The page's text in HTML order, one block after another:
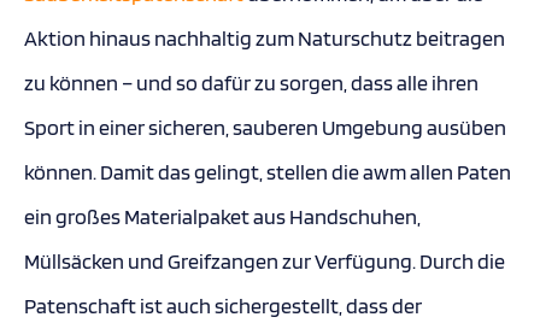
Aktion hinaus nachhaltig zum Naturschutz beitragen
zu können – und so dafür zu sorgen, dass alle ihren
Sport in einer sicheren, sauberen Umgebung ausüben
können. Damit das gelingt, stellen die awm allen Paten
ein großes Materialpaket aus Handschuhen,
Müllsäcken und Greifzangen zur Verfügung. Durch die
Patenschaft ist auch sichergestellt, dass der